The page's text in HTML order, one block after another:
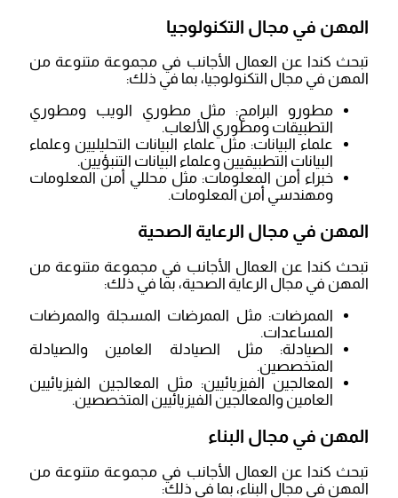
المهن في مجال التكنولوجيا
تبحث كندا عن العمال الأجانب في مجموعة متنوعة من
المهن في مجال التكنولوجيا، بما في ذلك:
مطورو البرامج: مثل مطوري الويب ومطوري
التطبيقات ومطوري الألعاب.
علماء البيانات: مثل علماء البيانات التحليليين وعلماء
البيانات التطبيقيين وعلماء البيانات التنبؤيين.
خبراء أمن المعلومات: مثل محللي أمن المعلومات
ومهندسي أمن المعلومات.
المهن في مجال الرعاية الصحية
تبحث كندا عن العمال الأجانب في مجموعة متنوعة من
المهن في مجال الرعاية الصحية، بما في ذلك:
الممرضات: مثل الممرضات المسجلة والممرضات
المساعدات.
الصيادلة: مثل الصيادلة العامين والصيادلة
المتخصصين.
المعالجين الفيزيائيين: مثل المعالجين الفيزيائيين
العامين والمعالجين الفيزيائيين المتخصصين.
المهن في مجال البناء
تبحث كندا عن العمال الأجانب في مجموعة متنوعة من
المهن في مجال البناء، بما في ذلك: